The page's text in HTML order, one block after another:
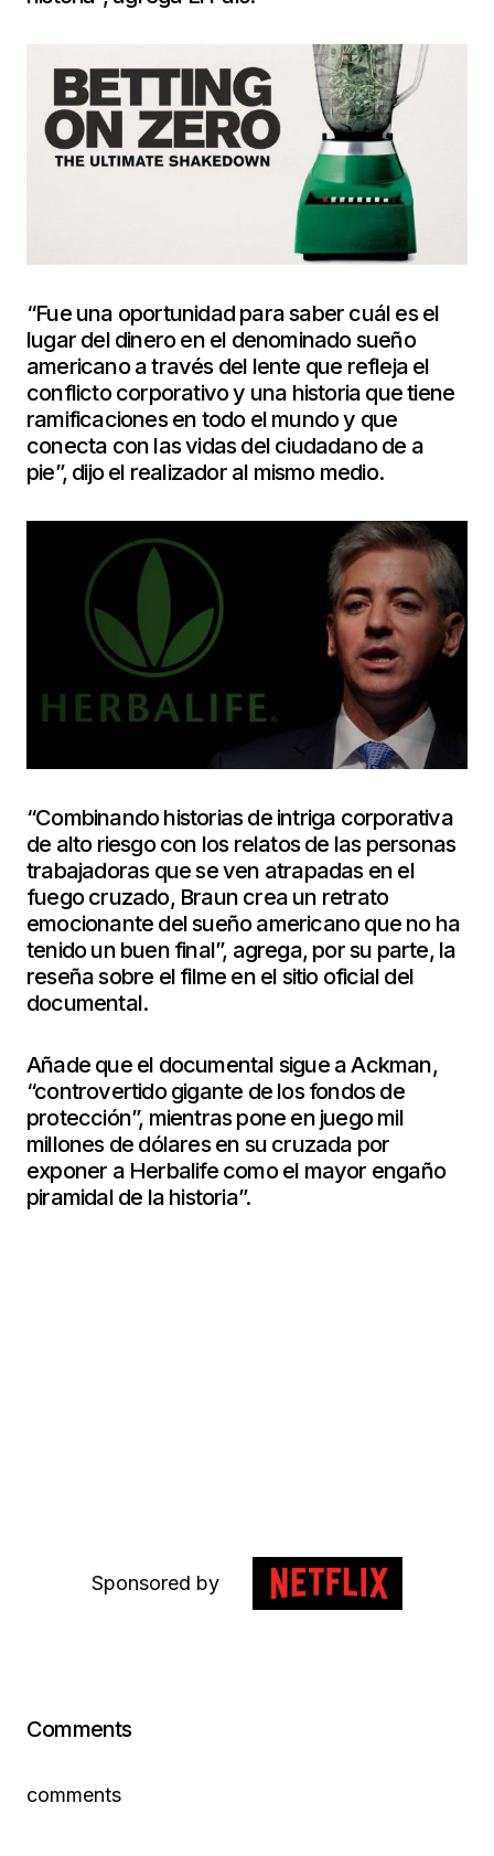
“Fue una oportunidad para saber cuál es el
lugar del dinero en el denominado sueño
americano a través del lente que refleja el
conflicto corporativo y una historia que tiene
ramificaciones en todo el mundo y que
conecta con las vidas del ciudadano de a
pie”, dijo el realizador al mismo medio.
“Combinando historias de intriga corporativa
de alto riesgo con los relatos de las personas
trabajadoras que se ven atrapadas en el
fuego cruzado, Braun crea un retrato
emocionante del sueño americano que no ha
tenido un buen final”, agrega, por su parte, la
reseña sobre el filme en el sitio oficial del
documental.
Añade que el documental sigue a Ackman,
“controvertido gigante de los fondos de
protección”, mientras pone en juego mil
millones de dólares en su cruzada por
exponer a Herbalife como el mayor engaño
piramidal de la historia”.
Sponsored by
Comments
comments